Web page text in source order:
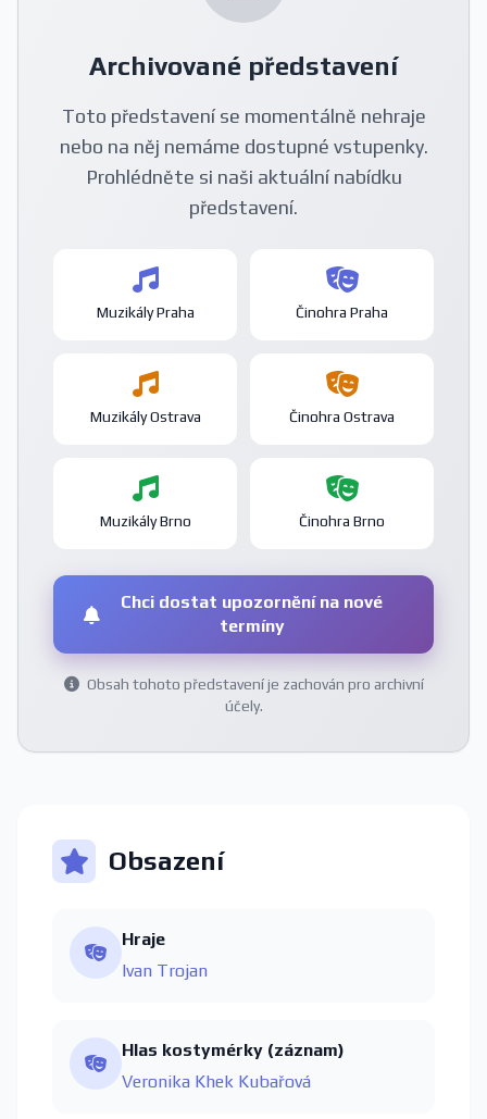
Archivované představení
Toto představení se momentálně nehraje
nebo na něj nemáme dostupné vstupenky.
Prohlédněte si naši aktuální nabídku
představení.
Muzikály Praha Činohra Praha
Muzikály Ostrava Činohra Ostrava
Muzikály Brno Činohra Brno
Chci dostat upozornění na nové
termíny
Obsah tohoto představení je zachován pro archivní
účely.
Obsazení
Hraje
Ivan Trojan
Hlas kostymérky (záznam)
Veronika Khek Kubařová